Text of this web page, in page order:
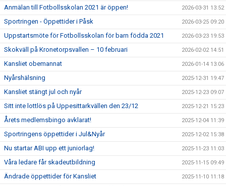
Anmälan till Fotbollsskolan 2021 är öppen! 2026-03-31 13:52
Sportringen - Öppettider i Påsk 2026-03-25 09:20
Uppstartsmöte för Fotbollsskolan för barn födda 2021 2026-03-23 19:53
Skokväll på Kronetorpsvallen – 10 februari 2026-02-02 14:51
Kansliet obemannat 2026-01-14 13:06
Nyårshälsning 2025-12-31 19:47
Kansliet stängt jul och nyår 2025-12-23 09:07
Sitt inte lottlös på Uppesittarkvällen den 23/12 2025-12-21 15:23
Årets medlemsbingo avklarat! 2025-12-04 11:39
Sportringens öppettider i Jul&Nyår 2025-12-02 15:38
Nu startar ABI upp ett juniorlag! 2025-11-23 11:03
Våra ledare får skadeutbildning 2025-11-15 09:49
Ändrade öppettider för Kansliet 2025-11-10 11:18